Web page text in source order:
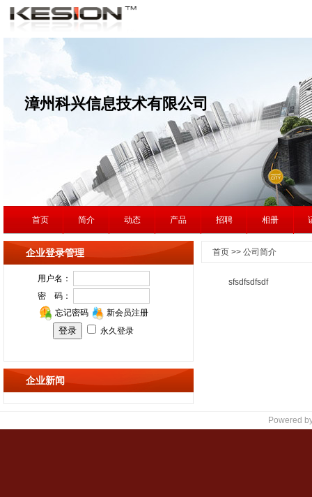
漳州科兴信息技术有限公司
首页 简介 动态 产品 招聘 相册
企业登录管理
企业新闻
首页 >> 公司简介
sfsdfsdfsdf
Powered